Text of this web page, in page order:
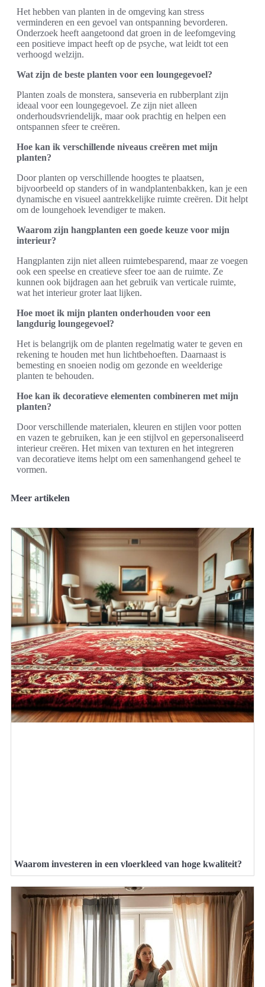
Het hebben van planten in de omgeving kan stress
verminderen en een gevoel van ontspanning bevorderen.
Onderzoek heeft aangetoond dat groen in de leefomgeving
een positieve impact heeft op de psyche, wat leidt tot een
verhoogd welzijn.
Wat zijn de beste planten voor een loungegevoel?
Planten zoals de monstera, sanseveria en rubberplant zijn
ideaal voor een loungegevoel. Ze zijn niet alleen
onderhoudsvriendelijk, maar ook prachtig en helpen een
ontspannen sfeer te creëren.
Hoe kan ik verschillende niveaus creëren met mijn
planten?
Door planten op verschillende hoogtes te plaatsen,
bijvoorbeeld op standers of in wandplantenbakken, kan je een
dynamische en visueel aantrekkelijke ruimte creëren. Dit helpt
om de loungehoek levendiger te maken.
Waarom zijn hangplanten een goede keuze voor mijn
interieur?
Hangplanten zijn niet alleen ruimtebesparend, maar ze voegen
ook een speelse en creatieve sfeer toe aan de ruimte. Ze
kunnen ook bijdragen aan het gebruik van verticale ruimte,
wat het interieur groter laat lijken.
Hoe moet ik mijn planten onderhouden voor een
langdurig loungegevoel?
Het is belangrijk om de planten regelmatig water te geven en
rekening te houden met hun lichtbehoeften. Daarnaast is
bemesting en snoeien nodig om gezonde en weelderige
planten te behouden.
Hoe kan ik decoratieve elementen combineren met mijn
planten?
Door verschillende materialen, kleuren en stijlen voor potten
en vazen te gebruiken, kan je een stijlvol en gepersonaliseerd
interieur creëren. Het mixen van texturen en het integreren
van decoratieve items helpt om een samenhangend geheel te
vormen.
Meer artikelen
Waarom investeren in een vloerkleed van hoge kwaliteit?